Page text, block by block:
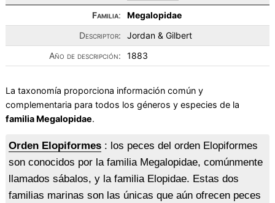
Familia:
Megalopidae
Descriptor:
Jordan & Gilbert
Año de descripción:
1883
La taxonomía proporciona información común y
complementaria para todos los géneros y especies de la
familia Megalopidae.
Orden Elopiformes: los peces del orden Elopiformes
son conocidos por la familia Megalopidae, comúnmente
llamados sábalos, y la familia Elopidae. Estas dos
familias marinas son las únicas que aún ofrecen peces